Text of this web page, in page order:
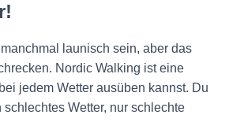
launisch sein, aber das
Nordic Walking ist eine
jedem Wetter ausüben kannst. Du
Wetter, nur schlechte